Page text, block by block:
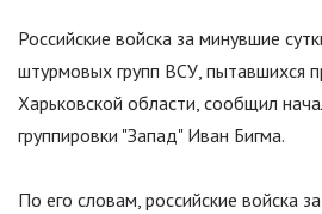
Российские войска за минувшие
штурмовых групп ВСУ, пытавшихся
Харьковской области, сообщил
группировки "Запад"Иван Бигма.
По его словам, российские войска